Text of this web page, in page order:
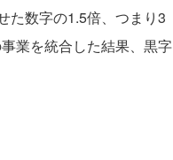
た数字の1.5倍、つまり3
業を統合した結果、黒字